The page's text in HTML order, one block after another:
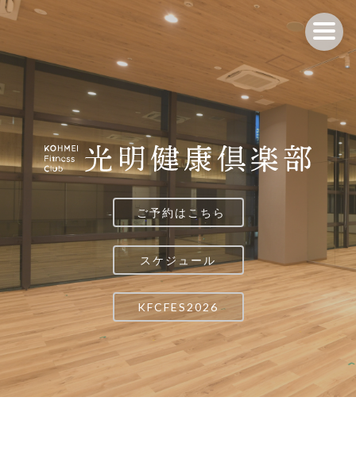
ご予約はこちら
スケジュール
KFCFES2026